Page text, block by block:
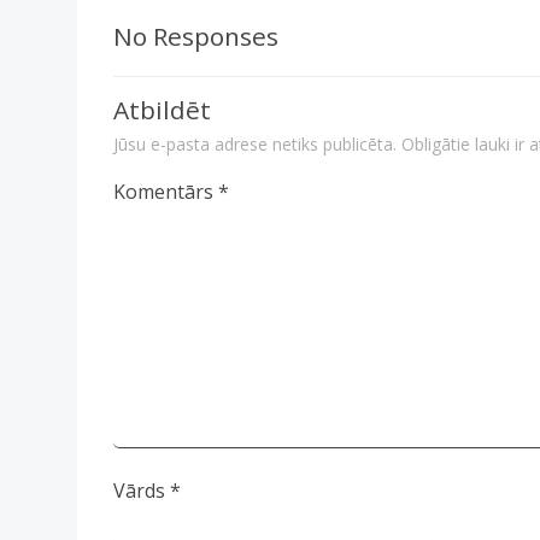
No Responses
Atbildēt
Jūsu e-pasta adrese netiks publicēta. Obligātie lauki ir
Komentārs *
Vārds *